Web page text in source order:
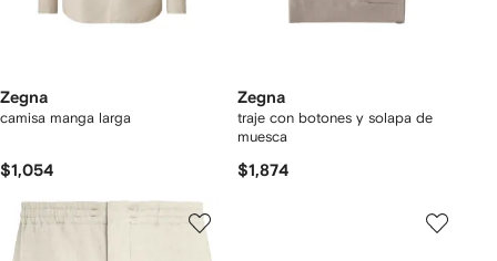
Zegna
camisa manga larga
$1,054
Zegna
traje con botones y solapa de
muesca
$1,874